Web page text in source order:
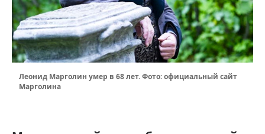
Леонид Марголин умер в 68 лет. Фото: официальный сайт
Марголина